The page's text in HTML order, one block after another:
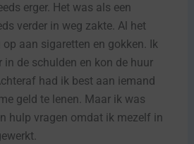
erger. Het was als een
verder in weg zakte. Al het
aan sigaretten en gokken. Ik
in de schulden en kon de huur
had ik best aan iemand
geld te lenen. Maar ik was
hulp vragen omdat ik mezelf in